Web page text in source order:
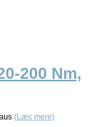
200 Nm,
(Læs mere)